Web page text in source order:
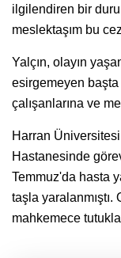
ilgilendiren bir
meslektaşım bu
Yalçın, olayın
esirgemeyen
çalışanlarına ve
Harran
Hastanesinde
Temmuz'da hasta
taşla yaralanmıştı.
mahkemece